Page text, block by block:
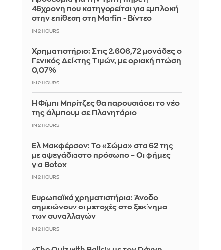
46χρονη που κατηγορείται για εμπλοκή
στην επίθεση στη Marfin - Βίντεο
IN 2 HOURS
Χρηματιστήριο: Στις 2.606,72 μονάδες ο
Γενικός Δείκτης Τιμών, με οριακή πτώση
0,07%
IN 2 HOURS
Η Φίμπι Μπρίτζες θα παρουσιάσει το νέο
της άλμπουμ σε Πλανητάριο
IN 2 HOURS
Ελ Μακφέρσον: Το «Σώμα» στα 62 της
με αψεγάδιαστο πρόσωπο – Οι φήμες
για Botox
IN 2 HOURS
Ευρωπαϊκά χρηματιστήρια: Άνοδο
σημειώνουν οι μετοχές στο ξεκίνημα
των συναλλαγών
IN 2 HOURS